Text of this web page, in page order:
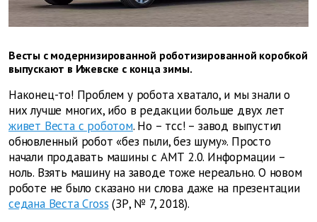
Весты с модернизированной роботизированной коробкой
выпускают в Ижевске с конца зимы.
Наконец-то! Проблем у робота хватало, и мы знали о
них лучше многих, ибо в редакции больше двух лет
живет Веста с роботом. Но – тсс! – завод выпустил
обновленный робот «без пыли, без шуму». Просто
начали продавать машины с АМТ 2.0. Информации –
ноль. Взять машину на заводе тоже нереально. О новом
роботе не было сказано ни слова даже на презентации
седана Веста Cross (ЗР, № 7, 2018).